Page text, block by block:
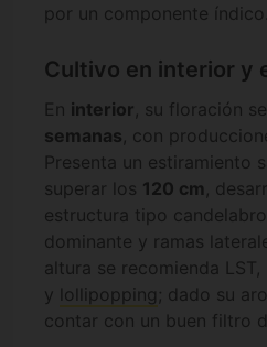
por un componente índico.
Cultivo en interior y
En interior, su floración
semanas, con
Presenta un estiramiento
superar los 120 cm ,
estructura tipo
dominante y ramas
altura se recomienda
y lollipopping ; dado su
contar con un buen filtro